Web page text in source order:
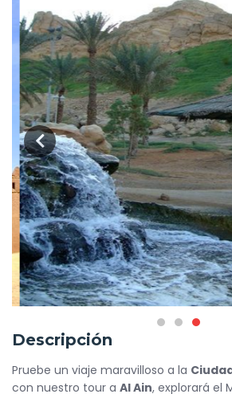
Descripción
Pruebe un viaje maravilloso a la
con nuestro tour a Al Ain, explorará el